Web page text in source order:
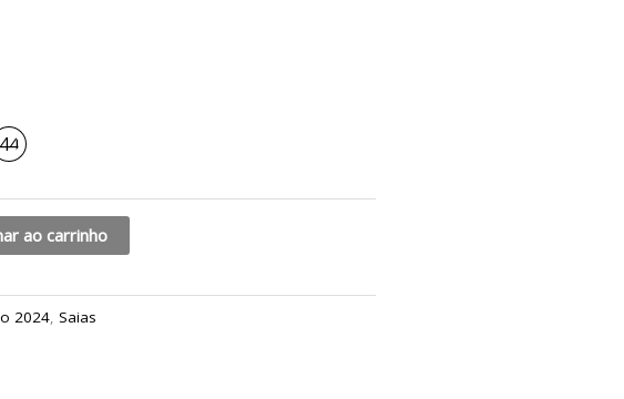
44
ao carrinho
2024, Saias